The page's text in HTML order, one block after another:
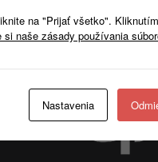
na "Prijať všetko".
si naše zásady používania
Nastavenia